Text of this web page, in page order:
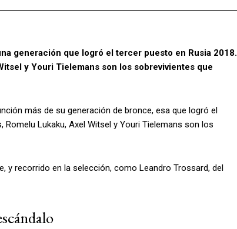
generación que logró el tercer puesto en Rusia 2018.
y Youri Tielemans son los sobrevivientes que
más de su generación de bronce, esa que logró el
Lukaku, Axel Witsel y Youri Tielemans son los
y recorrido en la selección, como Leandro Trossard, del